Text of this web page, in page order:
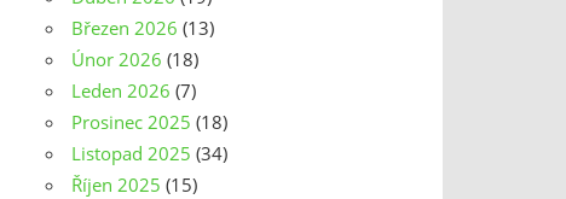
Březen 2026 (13)
Únor 2026 (18)
Leden 2026 (7)
Prosinec 2025 (18)
Listopad 2025 (34)
Říjen 2025 (15)